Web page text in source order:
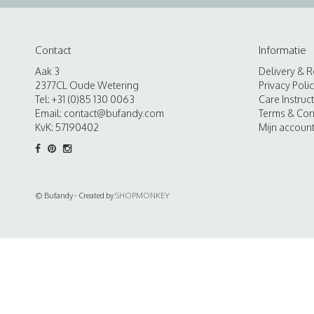
Contact
Aak 3
2377CL Oude Wetering
Tel: +31 (0)85 130 0063
Email: contact@bufandy.com
KvK: 57190402
Informatie
Delivery &
Privacy
Care
Terms &
Mijn account
© Bufandy - Created bySHOPMONKEY